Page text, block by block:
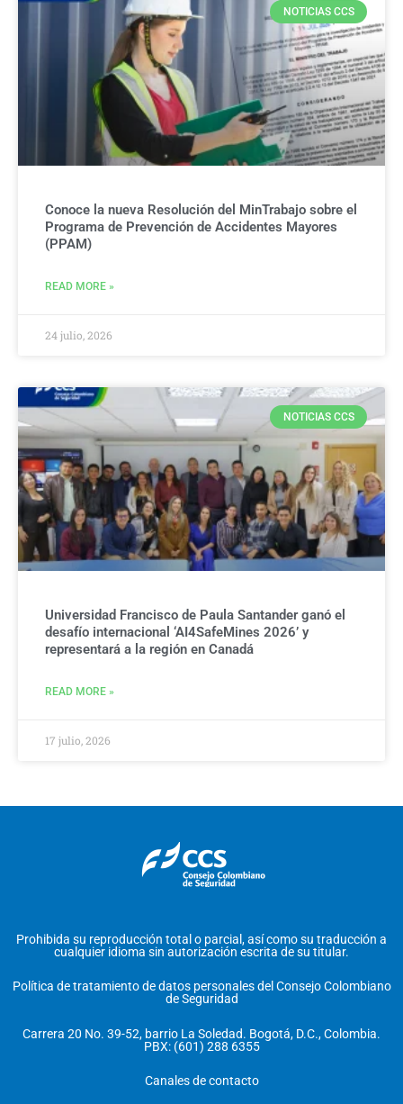
NOTICIAS CCS
Conoce la nueva Resolución del MinTrabajo sobre el
Programa de Prevención de Accidentes Mayores
(PPAM)
READ MORE »
24 julio, 2026
NOTICIAS CCS
Universidad Francisco de Paula Santander ganó el
desafío internacional ‘AI4SafeMines 2026’ y
representará a la región en Canadá
READ MORE »
17 julio, 2026
Prohibida su reproducción total o parcial, así como su traducción a
cualquier idioma sin autorización escrita de su titular.
Política de tratamiento de datos personales del Consejo Colombiano
de Seguridad
Carrera 20 No. 39-52, barrio La Soledad. Bogotá, D.C., Colombia.
PBX: (601) 288 6355
Canales de contacto